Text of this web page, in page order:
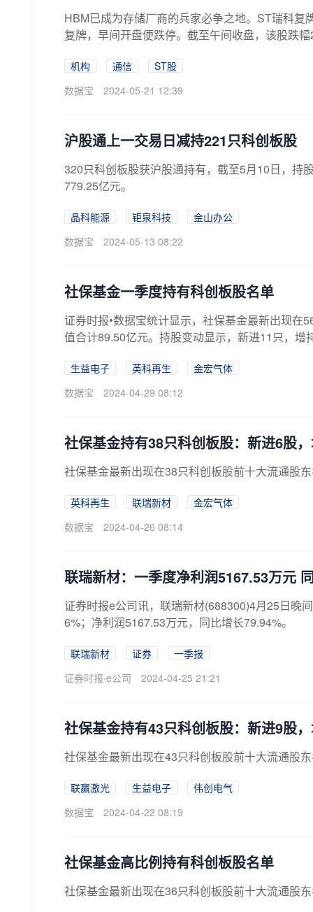
HBM已成为存储厂商的兵家必争之地。ST瑞科
复牌，早间开盘便跌停。截至午间收盘，该股跌
机构 通信
ST股
数据宝
2024-05-21 12:39
沪股通上一交易日减持221只科创板股
320只科创板股获沪股通持有，截至5月10日，持
779.25亿元。
晶科能源 钜泉科技
金山办公
数据宝
2024-05-13 08:22
社保基金一季度持有科创板股名单
证券时报•数据宝统计显示，社保基金最新出现在
值合计89.50亿元。持股变动显示，新进11只，
生益电子 英科再生
金宏气体
数据宝
2024-04-29 08:12
社保基金持有38只科创板股：新进6股
社保基金最新出现在38只科创板股前十大流通股
英科再生 联瑞新材
金宏气体
数据宝
2024-04-26 08:14
联瑞新材：一季度净利润5167.53万元
证券时报e公司讯，联瑞新材(688300)4月25日晚
6%；净利润5167.53万元，同比增长79.94%。
联瑞新材 证券
一季报
证券时报·e公司
2024-04-25 21:21
社保基金持有43只科创板股：新进9股
社保基金最新出现在43只科创板股前十大流通股
联赢激光 生益电子
伟创电气
数据宝
2024-04-22 08:19
社保基金高比例持有科创板股名单
社保基金最新出现在36只科创板股前十大流通股